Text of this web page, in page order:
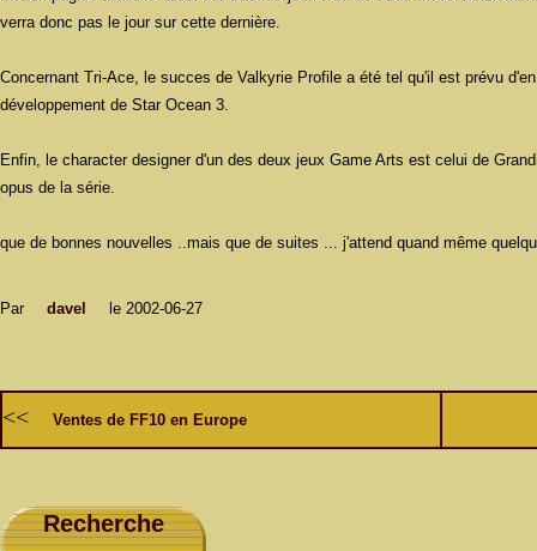
verra donc pas le jour sur cette dernière.
Concernant Tri-Ace, le succes de Valkyrie Profile a été tel qu'il est prévu
développement de Star Ocean 3.
Enfin, le character designer d'un des deux jeux Game Arts est celui de
opus de la série.
que de bonnes nouvelles ..mais que de suites ... j'attend quand même
Par davel le 2002-06-27
<< Ventes de FF10 en Europe
Recherche